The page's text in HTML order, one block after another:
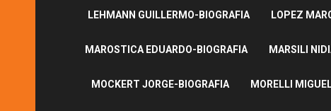
LEHMANN GUILLERMO-BIOGRAFIA LOPEZ
MAROSTICA EDUARDO-BIOGRAFIA MARSILI
MOCKERT JORGE-BIOGRAFIA MORELLI